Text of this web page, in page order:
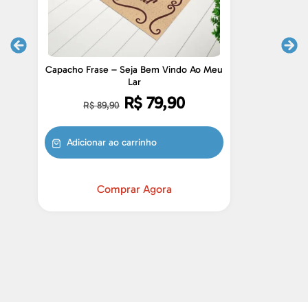
Capacho Frase – Seja Bem Vindo Ao Meu
Lar
R$89,90 R$ 79,90
Adicionar ao carrinho
Comprar Agora